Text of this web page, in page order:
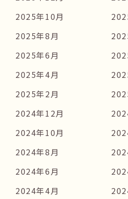
2025年10月
2025年8月
2025年6月
2025年4月
2025年2月
2024年12月
2024年10月
2024年8月
2024年6月
2024年4月